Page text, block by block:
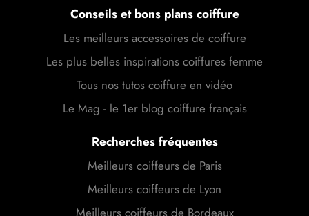
Conseils et bons plans coiffure
Les meilleurs accessoires de coiffure
Les plus belles inspirations coiffures femme
Tous nos tutos coiffure en vidéo
Le Mag - le 1er blog coiffure français
Recherches fréquentes
Meilleurs coiffeurs de Paris
Meilleurs coiffeurs de Lyon
Meilleurs coiffeurs de Bordeaux